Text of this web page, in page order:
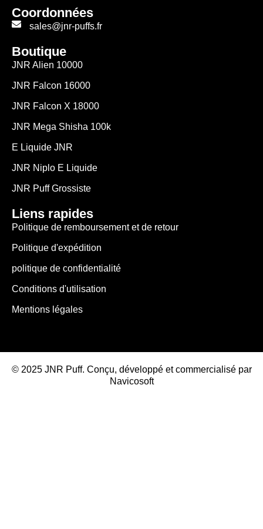
Coordonnées
sales@jnr-puffs.fr
Boutique
JNR Alien 10000
JNR Falcon 16000
JNR Falcon X 18000
JNR Mega Shisha 100k
E Liquide JNR
JNR Niplo E Liquide
JNR Puff Grossiste
Liens rapides
Politique de remboursement et de retour
Politique d'expédition
politique de confidentialité
Conditions d'utilisation
Mentions légales
© 2025 JNR Puff. Conçu, développé et commercialisé par
Navicosoft